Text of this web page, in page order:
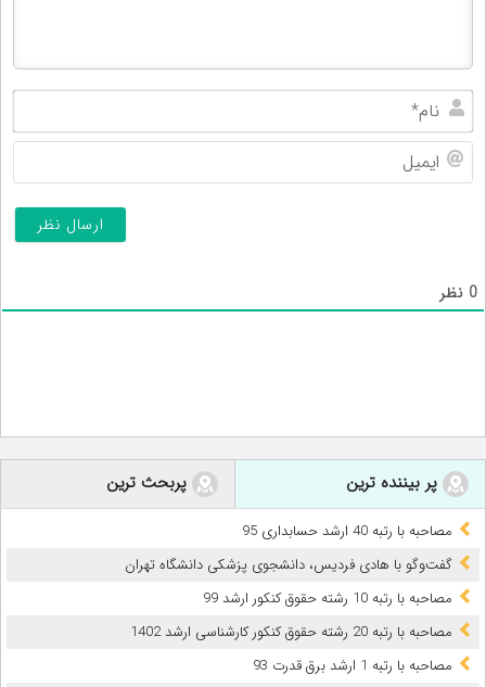
0 نظر
پر بیننده ترین پربحث ترین
مصاحبه با رتبه 40 ارشد حسابداری 95
گفت‌وگو با هادی فردیس، دانشجوی پزشکی دانشگاه تهران
مصاحبه با رتبه 10 رشته حقوق کنکور ارشد 99
مصاحبه با رتبه 20 رشته حقوق کنکور کارشناسی ارشد 1402
مصاحبه با رتبه 1 ارشد برق قدرت 93